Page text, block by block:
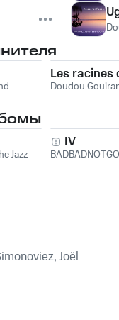
Joël Allouche
Les racines
Doudou
Jazz
IV
Joël